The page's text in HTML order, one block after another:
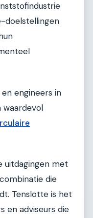
doelstellingen
engineers in
waardevol
uitdagingen met
die
Tenslotte is het
en adviseurs die